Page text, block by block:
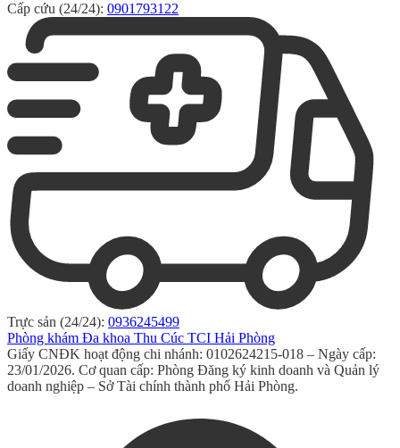
Cấp cứu (24/24): 0901793122
Trực sản (24/24): 0936245499
Phòng khám Đa khoa Thu Cúc TCI Hải Phòng
Giấy CNĐK hoạt động chi nhánh: 0102624215-018 – Ngày cấp:
23/01/2026. Cơ quan cấp: Phòng Đăng ký kinh doanh và Quản lý
doanh nghiệp – Sở Tài chính thành phố Hải Phòng.